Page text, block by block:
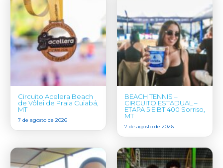
Circuito Acelera Beach
de Vôlei de Praia Cuiabá,
MT
7 de agosto de 2026
BEACH TENNIS –
CIRCUITO ESTADUAL –
ETAPA 5 E BT 400 Sorriso,
MT
7 de agosto de 2026